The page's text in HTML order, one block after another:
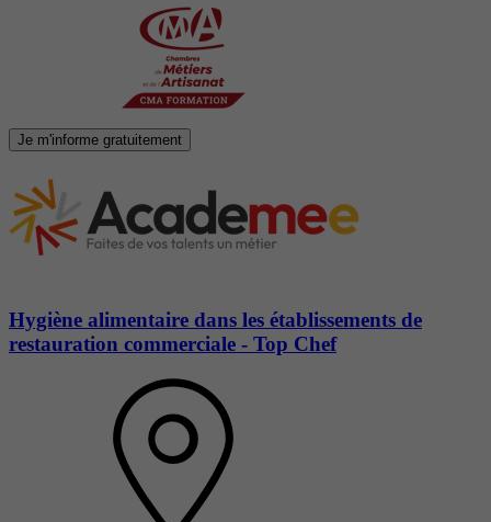
Je m'informe gratuitement
Hygiène alimentaire dans les établissements de
restauration commerciale - Top Chef